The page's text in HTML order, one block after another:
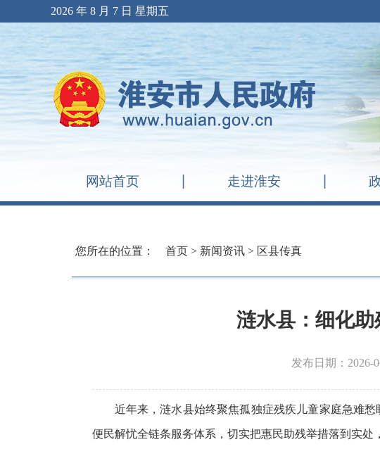
2026 年 8 月 7 日 星期五
网站首页 走进淮安
您所在的位置： 首页 > 新闻资讯 > 区县传真
涟水县：细化
发布日期：2026-
近年来，涟水县始终聚焦孤独症残疾儿童家庭急难
便民解忧全链条服务体系，切实把惠民助残举措落到实处